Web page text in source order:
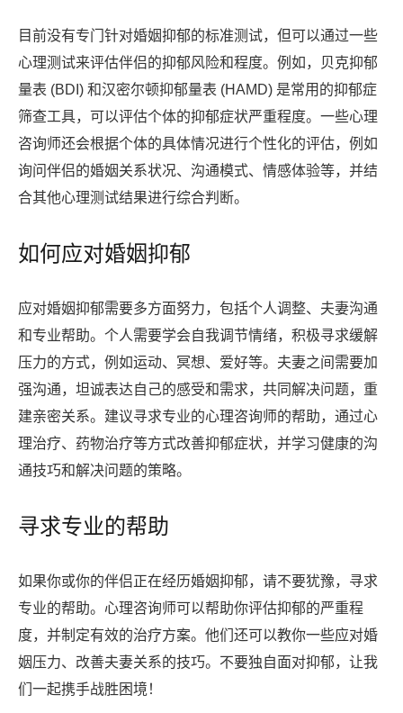
目前没有专门针对婚姻抑郁的标准测试，但可以通过一些
心理测试来评估伴侣的抑郁风险和程度。例如，贝克抑郁
量表 (BDI) 和汉密尔顿抑郁量表 (HAMD) 是常用的抑郁症
筛查工具，可以评估个体的抑郁症状严重程度。一些心理
咨询师还会根据个体的具体情况进行个性化的评估，例如
询问伴侣的婚姻关系状况、沟通模式、情感体验等，并结
合其他心理测试结果进行综合判断。
如何应对婚姻抑郁
应对婚姻抑郁需要多方面努力，包括个人调整、夫妻沟通
和专业帮助。个人需要学会自我调节情绪，积极寻求缓解
压力的方式，例如运动、冥想、爱好等。夫妻之间需要加
强沟通，坦诚表达自己的感受和需求，共同解决问题，重
建亲密关系。建议寻求专业的心理咨询师的帮助，通过心
理治疗、药物治疗等方式改善抑郁症状，并学习健康的沟
通技巧和解决问题的策略。
寻求专业的帮助
如果你或你的伴侣正在经历婚姻抑郁，请不要犹豫，寻求
专业的帮助。心理咨询师可以帮助你评估抑郁的严重程
度，并制定有效的治疗方案。他们还可以教你一些应对婚
姻压力、改善夫妻关系的技巧。不要独自面对抑郁，让我
们一起携手战胜困境！